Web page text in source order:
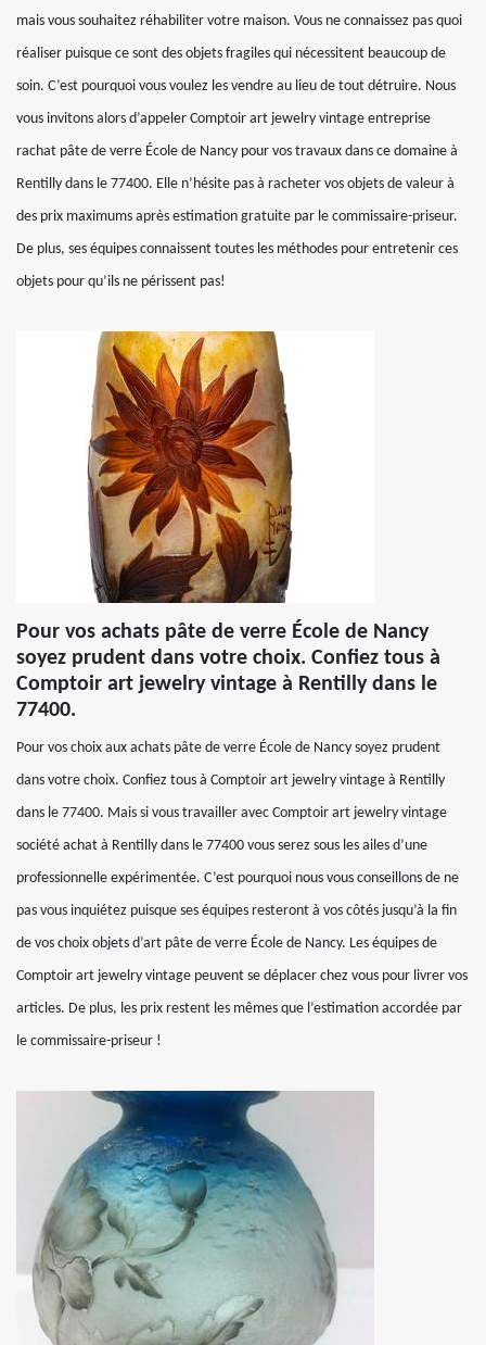
mais vous souhaitez réhabiliter votre maison. Vous ne connaissez pas quoi
réaliser puisque ce sont des objets fragiles qui nécessitent beaucoup de
soin. C’est pourquoi vous voulez les vendre au lieu de tout détruire. Nous
vous invitons alors d’appeler Comptoir art jewelry vintage entreprise
rachat pâte de verre École de Nancy pour vos travaux dans ce domaine à
Rentilly dans le 77400. Elle n’hésite pas à racheter vos objets de valeur à
des prix maximums après estimation gratuite par le commissaire-priseur.
De plus, ses équipes connaissent toutes les méthodes pour entretenir ces
objets pour qu’ils ne périssent pas!
Pour vos achats pâte de verre École de Nancy
soyez prudent dans votre choix. Confiez tous à
Comptoir art jewelry vintage à Rentilly dans le
77400.
Pour vos choix aux achats pâte de verre École de Nancy soyez prudent
dans votre choix. Confiez tous à Comptoir art jewelry vintage à Rentilly
dans le 77400. Mais si vous travailler avec Comptoir art jewelry vintage
société achat à Rentilly dans le 77400 vous serez sous les ailes d’une
professionnelle expérimentée. C’est pourquoi nous vous conseillons de ne
pas vous inquiétez puisque ses équipes resteront à vos côtés jusqu’à la fin
de vos choix objets d’art pâte de verre École de Nancy. Les équipes de
Comptoir art jewelry vintage peuvent se déplacer chez vous pour livrer vos
articles. De plus, les prix restent les mêmes que l’estimation accordée par
le commissaire-priseur !